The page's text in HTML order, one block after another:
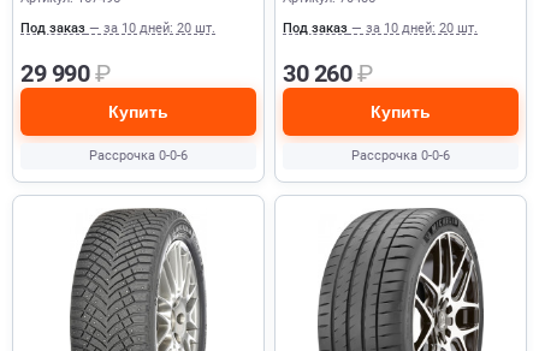
Под заказ — за 10 дней: 20 шт.
29 990₽
Купить
Рассрочка 0-0-6
Под заказ — за 10 дней: 20 шт.
30 260₽
Купить
Рассрочка 0-0-6